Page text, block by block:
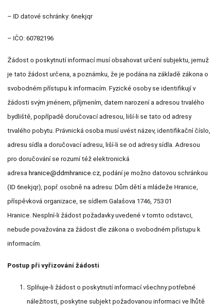
– ID datové schránky: 6nekjqr
– IČO: 60782196
Žádost o poskytnutí informací musí obsahovat určení subjektu, jemuž
je tato žádost určena, a poznámku, že je podána na základě zákona o
svobodném přístupu k informacím. Fyzické osoby se identifikují v
žádosti svým jménem, příjmením, datem narození a adresou trvalého
bydliště, popřípadě doručovací adresou, liší-li se tato od adresy
trvalého pobytu. Právnická osoba musí uvést název, identifikační číslo,
adresu sídla a doručovací adresu, liší-li se od adresy sídla. Adresou
pro doručování se rozumí též elektronická
adresa hranice@ddmhranice.cz, podání je možno datovou schránkou
(ID 6nekjqr), popř. osobně na adresu: Dům dětí a mládeže Hranice,
příspěvková organizace, se sídlem Galašova 1746, 753 01
Hranice. Nesplní-li žádost požadavky uvedené v tomto odstavci,
nebude považována za žádost dle zákona o svobodném přístupu k
informacím.
Postup při vyřizování žádosti
Splňuje-li žádost o poskytnutí informací všechny potřebné
náležitosti, poskytne subjekt požadovanou informaci ve lhůtě